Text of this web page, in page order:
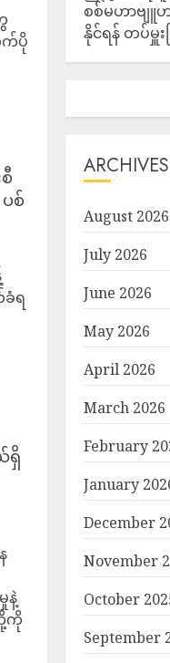
က်ပို
စ်
ရ
ရှိ
နဲ့
ကို
စစ်မဟာဗျူဟ
နိုင်ရန် တပ်မှူး
ARCHIVES
August 2026
July 2026
June 2026
May 2026
April 2026
March 2026
February
January
December
November
October
September